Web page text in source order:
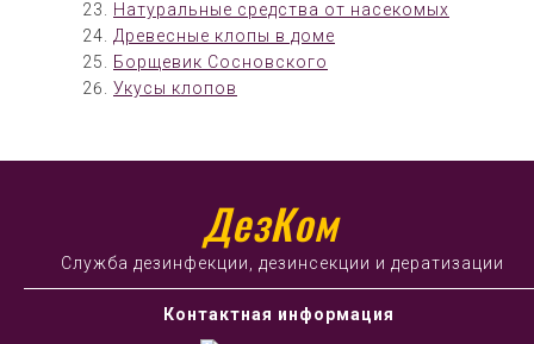
Натуральные средства от насекомых
Древесные клопы в доме
Борщевик Сосновского
Укусы клопов
ДезКом
Служба дезинфекции, дезинсекции и дератизации
Контактная информация